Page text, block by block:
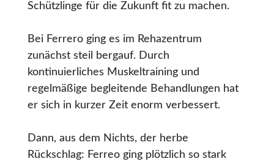
Schützlinge für die Zukunft fit zu machen.
Bei Ferrero ging es im Rehazentrum
zunächst steil bergauf. Durch
kontinuierliches Muskeltraining und
regelmäßige begleitende Behandlungen hat
er sich in kurzer Zeit enorm verbessert.
Dann, aus dem Nichts, der herbe
Rückschlag: Ferreo ging plötzlich so stark